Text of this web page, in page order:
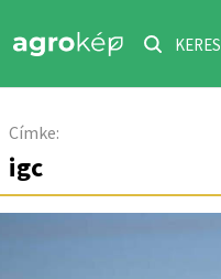
Címke:
igc